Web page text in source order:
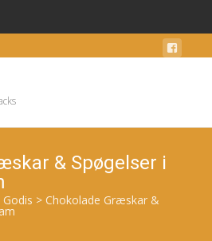
& Spøgelser i
> Chokolade Græskar &